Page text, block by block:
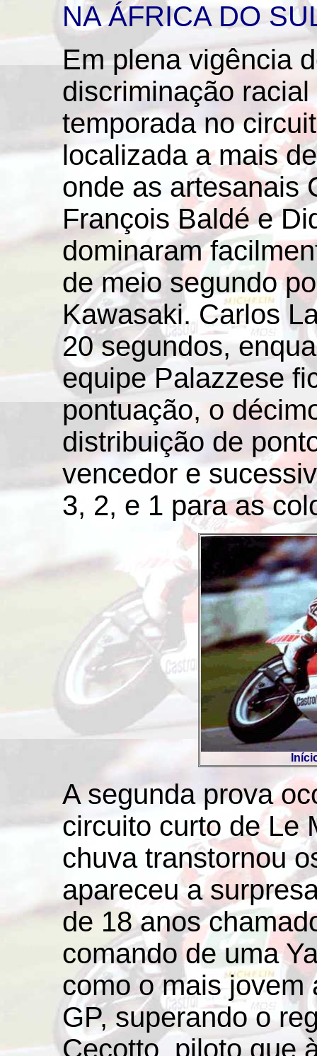
NA ÁFRICA DO
Em plena vigência
discriminação
temporada no
localizada a mais
onde as artesanais
François Baldé e
dominaram
de meio segundo
Kawasaki. Carlos
20 segundos,
equipe Palazzese
pontuação, o
distribuição de
vencedor e
3, 2, e 1 para as
A segunda prova
circuito curto de Le
chuva transtornou
apareceu a
de 18 anos
comando de uma
como o mais jovem
GP, superando o
Cecotto, piloto que